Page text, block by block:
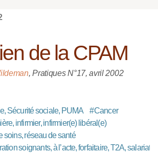
de la CPAM
,Pratiques N°17,avril 2002
Sécurité sociale, PUMA #Cancer
infirmier, infirmier(e) libéral(e)
soins, réseau de santé
soignants, à l’acte, forfaitaire, T2A, salariat